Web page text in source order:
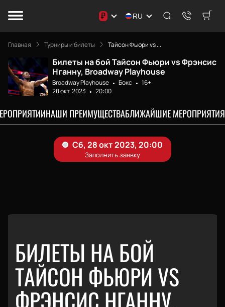
₽ RU
Главная Турниры и билеты Тайсон Фьюри vs ...
Билеты на бой Тайсон Фьюри vs Фрэнсис
Нганну, Broadway Playhouse
Broadway Playhouse Бокс
16+
28 окт. 2023
20:00
НАШИ ПРЕИМУЩЕСТВАБЛИЖАЙШИЕ МЕРОПРИЯТИЯ
БИЛЕТЫ НА БОЙ
ТАЙСОН ФЬЮРИ VS